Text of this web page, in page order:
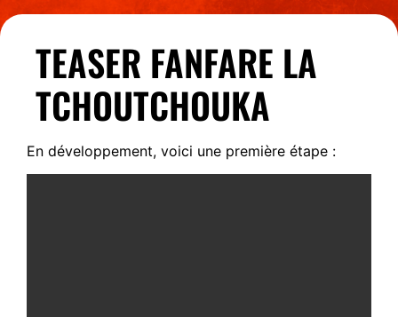
TEASER FANFARE LA
TCHOUTCHOUKA
En développement, voici une première étape :